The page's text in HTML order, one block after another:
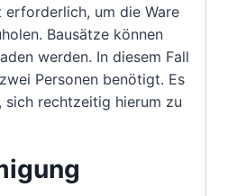
erforderlich, um die Ware
Bausätze können
werden. In diesem Fall
Personen benötigt. Es
sich rechtzeitig hierum zu